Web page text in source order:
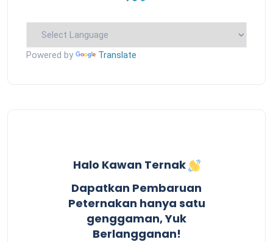
Powered by Translate
Halo Kawan Ternak
Dapatkan Pembaruan
Peternakan hanya satu
genggaman, Yuk
Berlangganan!